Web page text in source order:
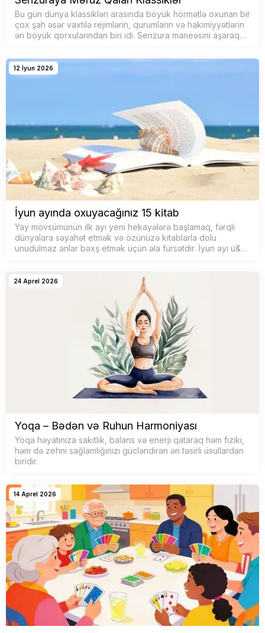
Bu gün dünya klassikləri arasında böyük hörmətlə oxunan bir
çox şah əsər vaxtilə rejimlərin, qurumların və hakimiyyətlərin
ən böyük qorxularından biri idi. Senzura maneəsini aşaraq
12 İyun 2026
İyun ayında oxuyacağınız 15 kitab
Yay mövsümünün ilk ayı yeni hekayələrə başlamaq, fərqli
dünyalara səyahət etmək və özünüzə kitablarla dolu
unudulmaz anlar bəxş etmək üçün əla fürsətdir. İyun ayı ü&…
24 Aprel 2026
Yoqa – Bədən və Ruhun Harmoniyası
Yoqa həyatınıza sakitlik, balans və enerji qataraq həm fiziki,
həm də zehni sağlamlığınızı gücləndirən ən təsirli üsullardan
biridir.
14 Aprel 2026